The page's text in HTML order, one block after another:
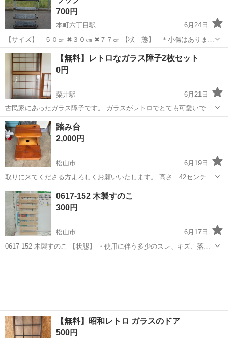
700円
本町六丁目駅
6月24日
【サイズ】 ５０㎝ ✖３０㎝ ✖７７㎝ 【状 態】 ＊小傷はありま
す。 ＊割れ・ヒビ割れはあり ません。
★ あくまでも中古品であることや 状態をご理解の上購入をお願
い 致します。 ⚠️ ...
愛媛 松山市 本町六丁目駅 収納家具
【無料】レトロなガラス障子2枚セット
0円
粟井駅
6月21日
古民家にあったガラス障子です。 ガラスがレトロでとても可愛いで
す。 サイズ 高さ:約173、5cm 幅:約95cm 奥行:約2、8cm 6/27(土)か
6/28(日)の10〜12時にとりにきてくれる方を優先させていた...
愛媛 松山市 粟井駅
踏み台
2,000円
松山市
6月19日
取りに来てくださる方よろしくお願いいたします。 高さ 42センチ
横 25センチ 奥行き 31センチ
愛媛 松山市 踏み台
0617-152 木製すのこ
300円
松山市
6月17日
0617-152 木製すのこ 【状態】 ・使用に伴う多少のスレ、キズ、落と
【無料】昭和レトロ ガラスのドア
500円